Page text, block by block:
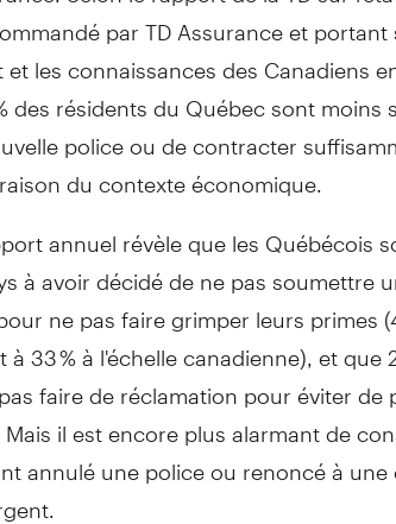
par TD Assurance et portant
les connaissances des Canadiens
des résidents du Québec sont moins
police ou de contracter
du contexte économique.
annuel révèle que les Québécois
à avoir décidé de ne pas soumettre
ne pas faire grimper leurs primes
33 % à l'échelle canadienne), et que
faire de réclamation pour éviter de
il est encore plus alarmant de
annulé une police ou renoncé à